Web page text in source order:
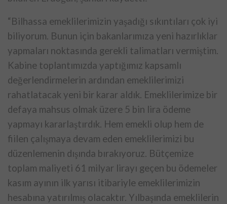
“Bilhassa emeklilerimizin yaşadığı sıkıntıları çok iyi
biliyorum. Bunun için bakanlarımıza yeni hazırlıklar
yapmaları noktasında gerekli talimatları vermiştim.
Kabine toplantımızda yaptığımız kapsamlı
değerlendirmelerin ardından emeklilerimizi
rahatlatacak yeni bir karar aldık. Emeklilerimize bir
defaya mahsus olmak üzere 5 bin lira ödeme
yapmayı kararlaştırdık. Hem emekli olup hem de
fiilen çalışmaya devam eden emeklilerimizi bu
düzenlemenin dışında bırakıyoruz. Bütçemize
toplam maliyeti 61 milyar lirayı geçen bu ödemeler
kasım ayının ilk yarısı itibariyle emeklilerimizin
hesabına yatırılmış olacaktır. Yılbaşında emeklilerin